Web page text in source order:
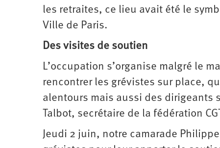
les retraites, ce lieu avait été le
Ville de Paris.
Des visites de soutien
L’occupation s’organise malgré le
rencontrer les grévistes sur place,
alentours mais aussi des dirigeants
Talbot, secrétaire de la fédération
Jeudi 2 juin, notre camarade